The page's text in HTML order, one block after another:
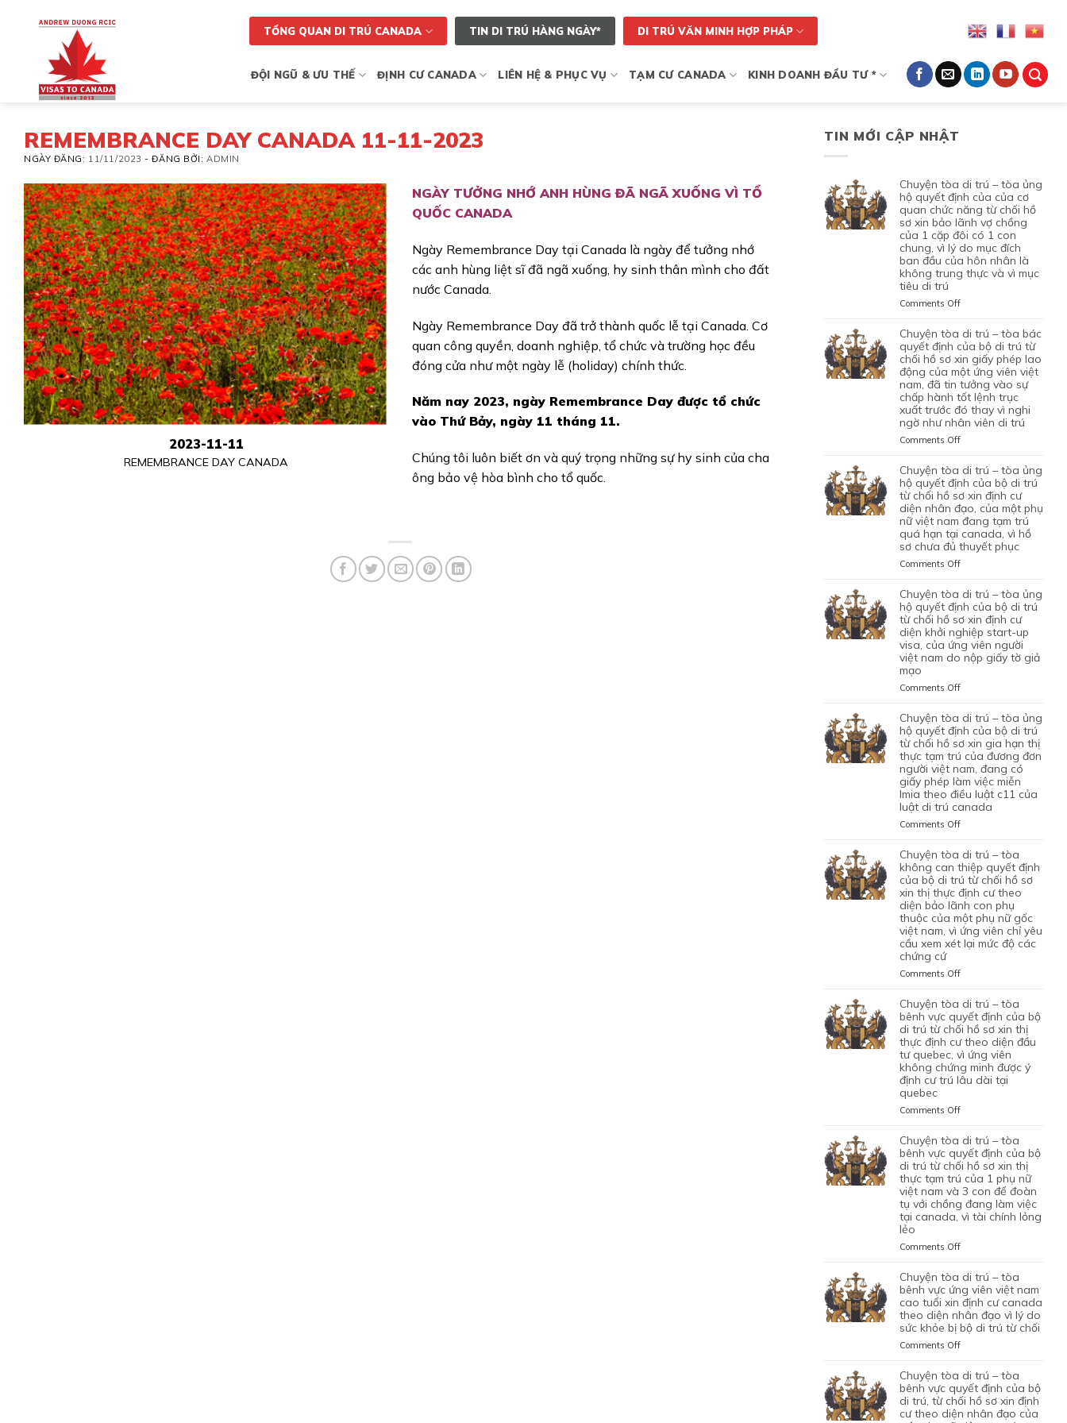
TỔNG QUAN DI TRÚ CANADA TIN DI TRÚ HÀNG NGÀY* DI TRÚ VĂN MINH HỢP PHÁP
ĐỘI NGŨ & ƯU THẾ ĐỊNH CƯ CANADA LIÊN HỆ & PHỤC VỤ TẠM CƯ CANADA KINH DOANH ĐẦU TƯ *
REMEMBRANCE DAY CANADA 11-11-2023
NGÀY ĐĂNG: 11/11/2023 -ĐĂNG BỞI:ADMIN
2023-11-11
REMEMBRANCE DAY CANADA
NGÀY TƯỞNG NHỚ ANH HÙNG ĐÃ NGÃ XUỐNG VÌ TỔ
QUỐC CANADA
Ngày Remembrance Day tại Canada là ngày để tưởng nhớ
các anh hùng liệt sĩ đã ngã xuống, hy sinh thân mình cho đất
nước Canada.
Ngày Remembrance Day đã trở thành quốc lễ tại Canada. Cơ
quan công quyền, doanh nghiệp, tổ chức và trường học đều
đóng cửa như một ngày lễ (holiday) chính thức.
Năm nay 2023, ngày Remembrance Day được tổ chức
vào Thứ Bảy, ngày 11 tháng 11.
Chúng tôi luôn biết ơn và quý trọng những sự hy sinh của cha
ông bảo vệ hòa bình cho tổ quốc.
TIN MỚI CẬP NHẬT
chuyện tòa di trú – tòa ủng
hộ quyết định của của cơ
quan chức năng từ chối hồ
sơ xin bảo lãnh vợ chồng
của 1 cặp đôi có 1 con
chung, vì lý do mục đích
ban đầu của hôn nhân là
không trung thực và vì mục
tiêu di trú
Comments Offon
TÒA
DI
TRÚ
–
TÒA
ỦNG
HỘ
QUYẾT
ĐỊNH
CỦA
CƠ
QUAN
CHỨC
NĂNG
TỪ
CHỐI
HỒ
BẢO
LÃNH
VỢ
CHỒNG
CỦA
1
CON
CHUNG,
VÌ
LÝ
DO
MỤC
CỦA
HÔN
NHÂN
LÀ
KHÔNG
TRUNG
THỰC
VÀ
DI
TRÚ
chuyện tòa di trú – tòa bác
quyết định của bộ di trú từ
chối hồ sơ xin giấy phép lao
động của một ứng viên việt
nam, đã tin tưởng vào sự
chấp hành tốt lệnh trục
xuất trước đó thay vì nghi
ngờ như nhân viên di trú
Comments Offon
TÒA
DI
TRÚ
–
TÒA
BÁC
QUYẾT
ĐỊNH
DI
TRÚ
TỪ
CHỐI
HỒ
XIN
LAO
ĐỘNG
CỦA
MỘT
ỨNG
VIÊN
VIỆT
TƯỞNG
VÀO
SỰ
CHẤP
HÀNH
TỐT
LỆNH
TRỤC
THAY
VÌ
NGHI
NGỜ
NHƯ
NHÂN
VIÊN
chuyện tòa di trú – tòa ủng
hộ quyết định của bộ di trú
từ chối hồ sơ xin định cư
diện nhân đạo, của một phụ
nữ việt nam đang tạm trú
quá hạn tại canada, vì hồ
sơ chưa đủ thuyết phục
Comments Offon
TÒA
DI
TRÚ
–
TÒA
ỦNG
QUYẾT
BỘ
DI
TRÚ
TỪ
CHỐI
HỒ
SƠ
XIN
DIỆN
NHÂN
ĐẠO,
CỦA
MỘT
PHỤ
NỮ
NAM
TRÚ
QUÁ
HẠN
TẠI
CANADA,
VÌ
THUYẾT
PHỤC
chuyện tòa di trú – tòa ủng
hộ quyết định của bộ di trú
từ chối hồ sơ xin định cư
diện khởi nghiệp start-up
visa, của ứng viên người
việt nam do nộp giấy tờ giả
mạo
Comments Offon
TÒA
DI
TRÚ
–
TÒA
ỦNG
HỘ
QUYẾT
ĐỊNH
BỘ
DI
TRÚ
TỪ
CHỐI
HỒ
SƠ
XIN
CƯ
NGHIỆP
START-
UP
VISA,
CỦA
ỨNG
NGƯỜI
DO
NỘP
GIẤY
TỜ
GIẢ
MẠO
chuyện tòa di trú – tòa ủng
hộ quyết định của bộ di trú
từ chối hồ sơ xin gia hạn thị
thực tạm trú của đương đơn
người việt nam, đang có
giấy phép làm việc miễn
lmia theo điều luật c11 của
luật di trú canada
Comments Offon
TÒA
DI
TRÚ
–
TÒA
ỦNG
HỘ
QUYẾT
CỦA
DI
TRÚ
TỪ
CHỐI
HỒ
SƠ
XIN
HẠN
TẠM
TRÚ
CỦA
ĐƯƠNG
ĐƠN
NGƯỜI
NAM,
GIẤY
PHÉP
LÀM
VIỆC
MIỄN
ĐIỀU
LUẬT
C11
CỦA
chuyện tòa di trú – tòa
không can thiệp quyết định
của bộ di trú từ chối hồ sơ
xin thị thực định cư theo
diện bảo lãnh con phụ
thuộc của một phụ nữ gốc
việt nam, vì ứng viên chỉ yêu
cầu xem xét lại mức độ các
chứng cứ
Comments Offon
TÒA
DI
TRÚ
–
TÒA
KHÔNG
CAN
QUYẾT
CỦA
BỘ
DI
TRÚ
TỪ
CHỐI
HỒ
XIN
ĐỊNH
CƯ
THEO
DIỆN
BẢO
PHỤ
THUỘC
CỦA
MỘT
chuyện tòa di trú – tòa
bênh vực quyết định của bộ
di trú từ chối hồ sơ xin thị
thực định cư theo diện đầu
tư quebec, vì ứng viên
không chứng minh được ý
định cư trú lâu dài tại
quebec
Comments Offon
TÒA
DI
TRÚ
–
TÒA
BÊNH
VỰC
ĐỊNH
BỘ
DI
TRÚ
TỪ
CHỐI
THỊ
THỰC
ĐỊNH
CƯ
chuyện tòa di trú – tòa
bênh vực quyết định của bộ
di trú từ chối hồ sơ xin thị
thực tạm trú của 1 phụ nữ
việt nam và 3 con để đoàn
tụ với chồng đang làm việc
tại canada, vì tài chính lỏng
lẻo
Comments Offon
TÒA
DI
TRÚ
–
TÒA
BÊNH
ĐỊNH
CỦA
BỘ
chuyện tòa di trú – tòa
bênh vực ứng viên việt nam
cao tuổi xin định cư canada
theo diện nhân đạo vì lý do
sức khỏe bị bộ di trú từ chối
Comments Offon
TÒA
DI
TRÚ
–
chuyện tòa di trú – tòa
bênh vực quyết định của bộ
di trú, từ chối hồ sơ xin định
cư theo diện nhân đạo của